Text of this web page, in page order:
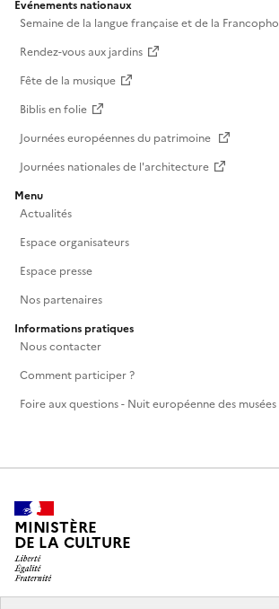
Événements nationaux
Semaine de la langue française et de la
Rendez-vous aux jardins
Fête de la musique
Biblis en folie
Journées européennes du patrimoine
Journées nationales de l'architecture
Menu
Actualités
Espace organisateurs
Espace presse
Nos partenaires
Informations pratiques
Nous contacter
Comment participer ?
Foire aux questions - Nuit européenne des musées
MINISTÈRE
DE LA CULTURE